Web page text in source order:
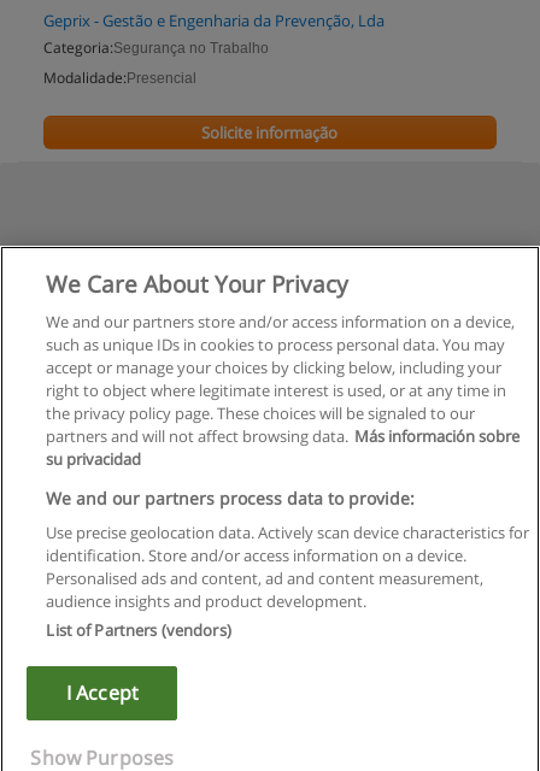
Geprix - Gestão e Engenharia da Prevenção, Lda
Categoria:Segurança no Trabalho
Modalidade: Presencial
Solicite informação
Regras de uso
Privacidade de dados
Copyright © Educaedu Business S.L. - CIF : B-95610580: -
We Care About Your Privacy
We and our partners store and/or access information on a device,
such as unique IDs in cookies to process personal data. You may
accept or manage your choices by clicking below, including your
right to object where legitimate interest is used, or at any time in
the privacy policy page. These choices will be signaled to our
partners and will not affect browsing data. Más información sobre
su privacidad
We and our partners process data to provide:
Use precise geolocation data. Actively scan device characteristics for
identification. Store and/or access information on a device.
Personalised ads and content, ad and content measurement,
audience insights and product development.
List of Partners (vendors)
I Accept
Show Purposes